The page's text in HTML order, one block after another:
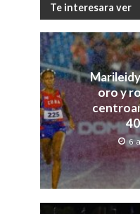
Te interesara ver
oro y
6